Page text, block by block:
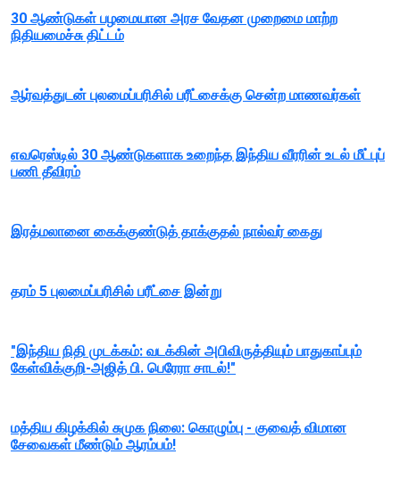
30 ஆண்டுகள் பழமையான அரச வேதன முறைமை மாற்ற
நிதியமைச்சு திட்டம்
ஆர்வத்துடன் புலமைப்பரிசில் பரீட்சைக்கு சென்ற மாணவர்கள்
எவரெஸ்டில் 30 ஆண்டுகளாக உறைந்த இந்திய வீரரின் உடல் மீட்புப்
பணி தீவிரம்
இரத்மலானை கைக்குண்டுத் தாக்குதல் நால்வர் கைது
தரம் 5 புலமைப்பரிசில் பரீட்சை இன்று
"இந்திய நிதி முடக்கம்: வடக்கின் அபிவிருத்தியும் பாதுகாப்பும்
கேள்விக்குறி-அஜித் பி. பெரேரா சாடல்!"
மத்திய கிழக்கில் சுமுக நிலை: கொழும்பு - குவைத் விமான
சேவைகள் மீண்டும் ஆரம்பம்!